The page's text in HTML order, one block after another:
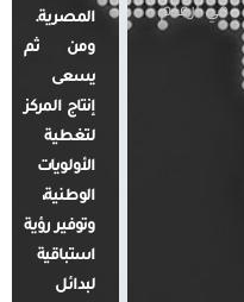
في أرقام
المصرية.
ومن ثم
يسعى
إنتاج المركز
لتغطية
الأولويات
الوطنية،
وتوفير رؤية
استباقية
لبدائل